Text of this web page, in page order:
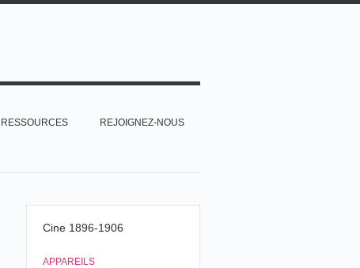
RESSOURCES REJOIGNEZ-NOUS
Cine 1896-1906
APPAREILS